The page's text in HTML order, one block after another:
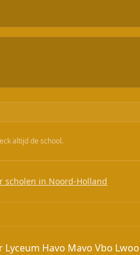
altijd de school.
scholen in Noord-Holland
Havo Mavo Vbo Lwoo